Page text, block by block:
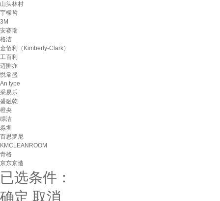
山头林村
宇檬哲
3M
安赛瑞
格洁
金佰利（Kimberly-Clark）
工百利
迈恻亦
悦常盛
An type
采易乐
盛融乾
橙央
缥洁
淼圳
百思罗尼
KMCLEANROOM
青格
京东京造
已选条件：
确定 取消